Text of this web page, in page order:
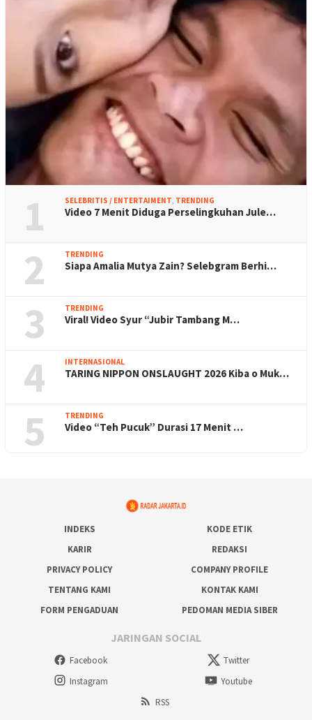
1 SELEBRITIS / ENTERTAIMENT, TRENDING
Video 7 Menit Diduga Perselingkuhan Jule…
2 TRENDING
Siapa Amalia Mutya Zain? Selebgram Berhi…
3 TRENDING
Viral! Video Syur “Jubir Tambang M…
4 INTERNASIONAL
TARING NIPPON ONSLAUGHT 2026 Kiba o Muk…
5 TRENDING
Video “Teh Pucuk” Durasi 17 Menit …
INDEKS
KODE ETIK
KARIR
REDAKSI
PRIVACY POLICY
COMPANY PROFILE
TENTANG KAMI
KONTAK KAMI
FORM PENGADUAN
PEDOMAN MEDIA SIBER
JARINGAN SOCIAL
Facebook
Twitter
Instagram
Youtube
RSS